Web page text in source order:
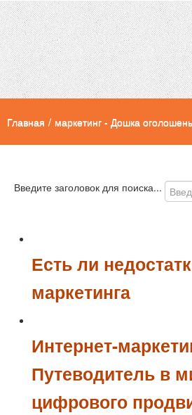
Главная / маркетинг - Дошка оголошень
Введите заголовок для поиска...
Есть ли
маркетинга
Интернет-
Путеводитель в
цифрового